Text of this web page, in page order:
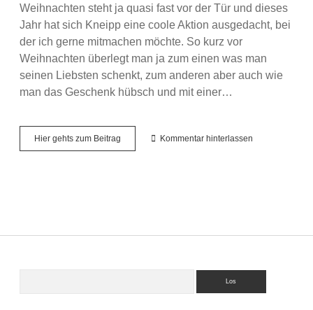
Weihnachten steht ja quasi fast vor der Tür und dieses
Jahr hat sich Kneipp eine coole Aktion ausgedacht, bei
der ich gerne mitmachen möchte. So kurz vor
Weihnachten überlegt man ja zum einen was man
seinen Liebsten schenkt, zum anderen aber auch wie
man das Geschenk hübsch und mit einer…
Hier gehts zum Beitrag
DIY
Kommentar hinterlassen